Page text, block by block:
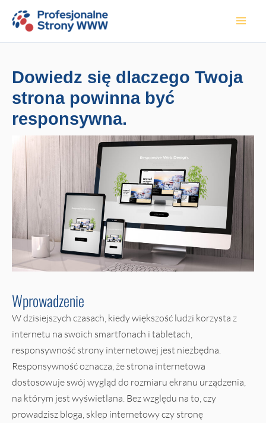
Przejdź
treści
Dowiedz się dlaczego Twoja
strona powinna być
responsywna.
Wprowadzenie
W dzisiejszych czasach, kiedy większość ludzi korzysta z
internetu na swoich smartfonach i tabletach,
responsywność strony internetowej jest niezbędna.
Responsywność oznacza, że strona internetowa
dostosowuje swój wygląd do rozmiaru ekranu urządzenia,
na którym jest wyświetlana. Bez względu na to, czy
prowadzisz bloga, sklep internetowy czy stronę